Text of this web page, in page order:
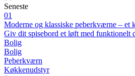
Seneste
01
Moderne og klassiske peberkværne – et
Giv dit spisebord et løft med funktionelt
Bolig
Bolig
Peberkværn
Køkkenudstyr